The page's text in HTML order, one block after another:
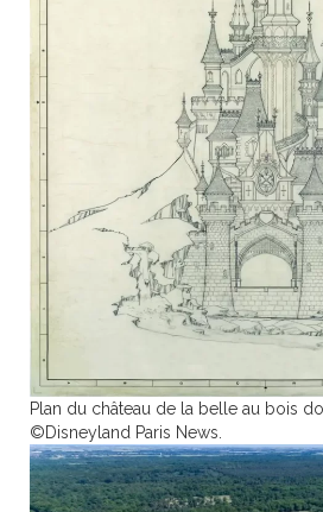
Plan du château de la belle au bois
©Disneyland Paris News.